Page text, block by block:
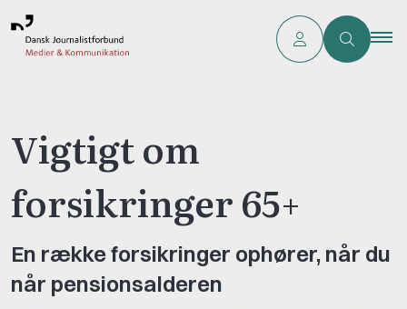
Vigtigt om
forsikringer 65+
En række forsikringer ophører, når du
når pensionsalderen